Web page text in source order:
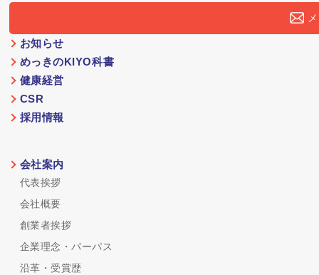
お知らせ
めっきのKIYO科書
健康経営
CSR
採用情報
会社案内
代表挨拶
会社概要
創業者挨拶
企業理念・パーパス
沿革・受賞歴